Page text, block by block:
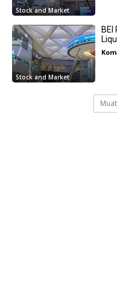
Stock and Market
Stock and Market